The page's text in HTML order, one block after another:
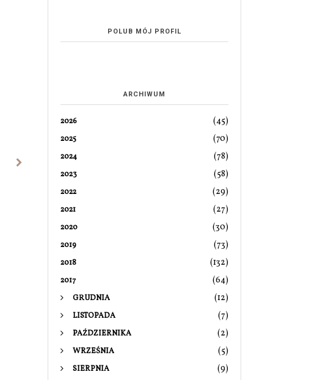
POLUB MÓJ PROFIL
ARCHIWUM
2026 (45)
2025 (70)
2024 (78)
2023 (58)
2022 (29)
2021 (27)
2020 (30)
2019 (73)
2018 (132)
2017 (64)
GRUDNIA (12)
LISTOPADA (7)
PAŹDZIERNIKA (2)
WRZEŚNIA (5)
SIERPNIA (9)